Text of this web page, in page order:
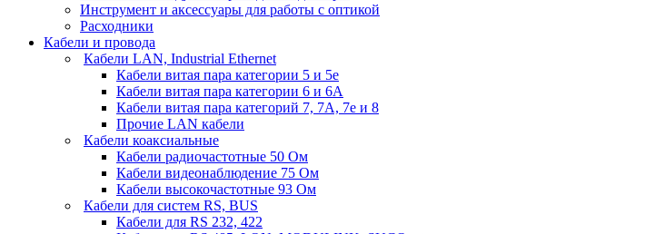
Инструмент и аксессуары для работы с оптикой
Расходники
Кабели и провода
Кабели LAN, Industrial Ethernet
Кабели витая пара категории 5 и 5е
Кабели витая пара категории 6 и 6A
Кабели витая пара категорий 7, 7А, 7е и 8
Прочие LAN кабели
Кабели коаксиальные
Кабели радиочастотные 50 Ом
Кабели видеонаблюдение 75 Ом
Кабели высокочастотные 93 Ом
Кабели для систем RS, BUS
Кабели для RS 232, 422